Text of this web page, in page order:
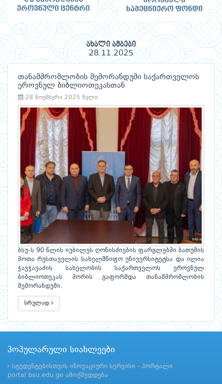
ახალი ამბები
28.11.2025
თანამშრომლობის მემორანდუმი საქართველოს
ეროვნულ ბიბლიოთეკასთან
28 ნოემბერი 2025 წელი
ბსუ-ს 90 წლის იუბილეს ღონისძიების ფარგლებში ბათუმის
შოთა რუსთაველის სახელმწიფო უნივერსიტეტსა და ილია
ჭავჭავაძის სახელობის საქართველოს ეროვნულ
ბიბლიოთეკას შორის გაფორმდა თანამშრომლობის
მემორანდუმი.
სრულად
პოპულარული სიახლეები
სტუდენტებისთვის ინოვაციური სერვისი - პორტალი
portal.bsu.edu.ge ამოქმედდება